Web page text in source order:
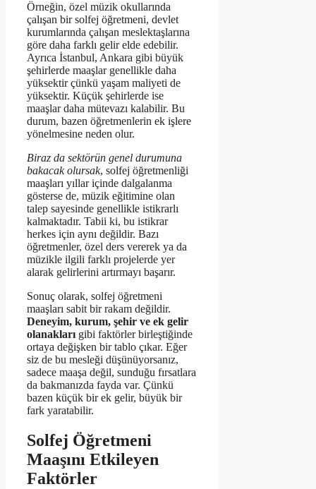
Örneğin, özel müzik okullarında
çalışan bir solfej öğretmeni, devlet
kurumlarında çalışan meslektaşlarına
göre daha farklı gelir elde edebilir.
Ayrıca İstanbul, Ankara gibi büyük
şehirlerde maaşlar genellikle daha
yüksektir çünkü yaşam maliyeti de
yüksektir. Küçük şehirlerde ise
maaşlar daha mütevazı kalabilir. Bu
durum, bazen öğretmenlerin ek işlere
yönelmesine neden olur.
Biraz da sektörün genel durumuna
bakacak olursak, solfej öğretmenliği
maaşları yıllar içinde dalgalanma
gösterse de, müzik eğitimine olan
talep sayesinde genellikle istikrarlı
kalmaktadır. Tabii ki, bu istikrar
herkes için aynı değildir. Bazı
öğretmenler, özel ders vererek ya da
müzikle ilgili farklı projelerde yer
alarak gelirlerini artırmayı başarır.
Sonuç olarak, solfej öğretmeni
maaşları sabit bir rakam değildir.
Deneyim, kurum, şehir ve ek gelir
olanakları gibi faktörler birleştiğinde
ortaya değişken bir tablo çıkar. Eğer
siz de bu mesleği düşünüyorsanız,
sadece maaşa değil, sunduğu fırsatlara
da bakmanızda fayda var. Çünkü
bazen küçük bir ek gelir, büyük bir
fark yaratabilir.
Solfej Öğretmeni
Maaşını Etkileyen
Faktörler